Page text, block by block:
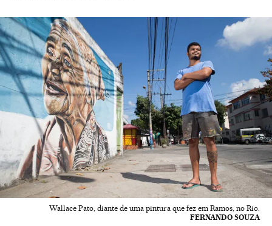
Wallace Pato, diante de uma pintura que fez em Ramos, no Rio.
FERNANDO SOUZA